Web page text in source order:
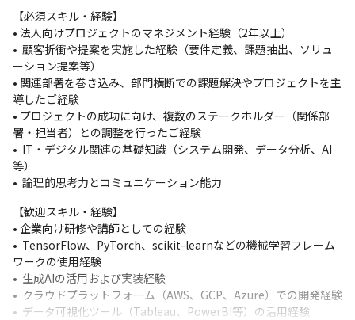
に向けた学習目標、カリキュラム、教材、評価方法の設計 ◦ 顧客
保有データを活用した実践的な演習コンテンツの企画
• プロジェクトマネジメント
◦ 最適な講師のアサイン、教材開発者との連携・ディレクション
◦ 研修プロジェクト全体の進捗、品質、予算の管理 ◦ クライアン
トとの定期的な折衝、期待値調整、改善提案
• 研修品質の向上と標準化
◦ 研修実施後の効果測定と、プログラムの改善・アップデート ◦
成功事例を基にした、新たな研修プログラムの開発・企画
【必須スキル・経験】
• 法人向けプロジェクトのマネジメント経験（2年以上）
•  顧客折衝や提案を実施した経験（要件定義、課題抽出、ソリュ
ーション提案等）
• 関連部署を巻き込み、部門横断での課題解決やプロジェクトを主
導したご経験
• プロジェクトの成功に向け、複数のステークホルダー（関係部
署・担当者）との調整を行ったご経験
•  IT・デジタル関連の基礎知識（システム開発、データ分析、AI
等）
•  論理的思考力とコミュニケーション能力
【歓迎スキル・経験】
• 企業向け研修や講師としての経験
•  TensorFlow、PyTorch、scikit-learnなどの機械学習フレーム
ワークの使用経験
•  生成AIの活用および実装経験
•  クラウドプラットフォーム（AWS、GCP、Azure）での開発経験
•  データ可視化ツール（Tableau、PowerBI等）の活用経験